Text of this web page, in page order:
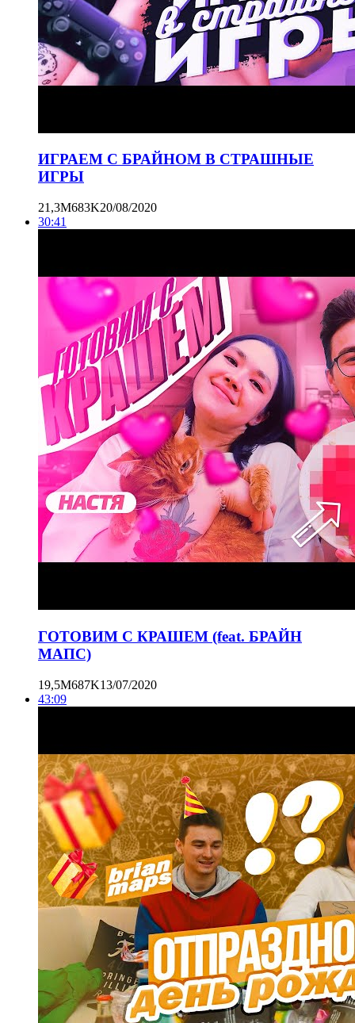
ИГРАЕМ С БРАЙНОМ В СТРАШНЫЕ
ИГРЫ
21,3M683K20/08/2020
30:41
ГОТОВИМ С КРАШЕМ (feat. БРАЙН
МАПС)
19,5M687K13/07/2020
43:09